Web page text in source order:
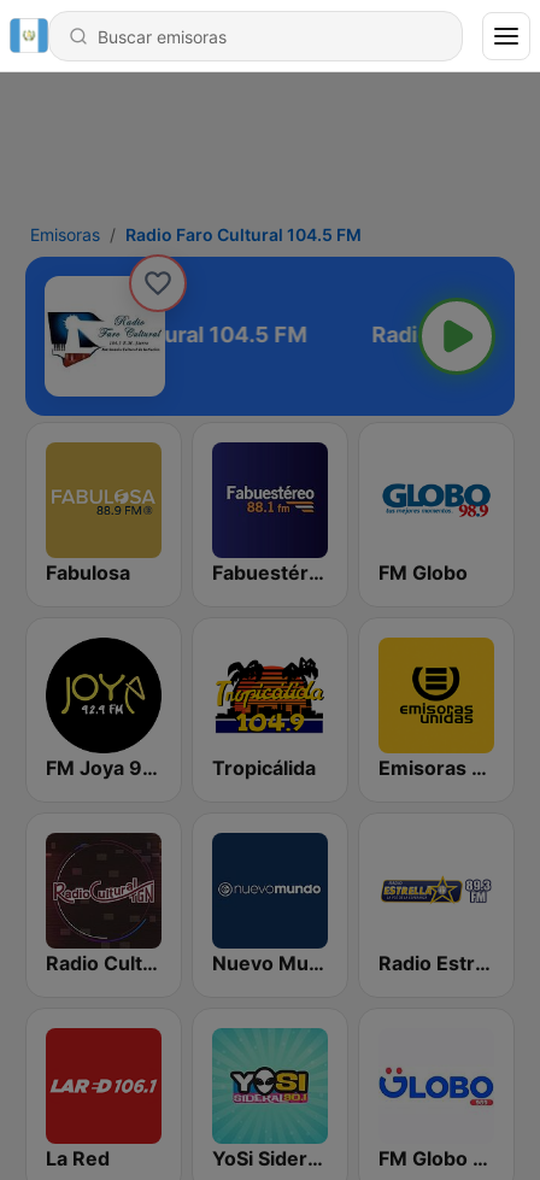
Emisoras Radio Faro Cultural 104.5 FM
Faro Cultural 104.5 FM
Fabulosa Fabuestéreo 88.1 FM FM Globo
FM Joya 92.9 Tropicálida Emisoras Unidas
Radio Cultural TGN Nuevo Mundo Radio Estrella
La Red YoSi Sideral 90.1 FM FM Globo 98.9